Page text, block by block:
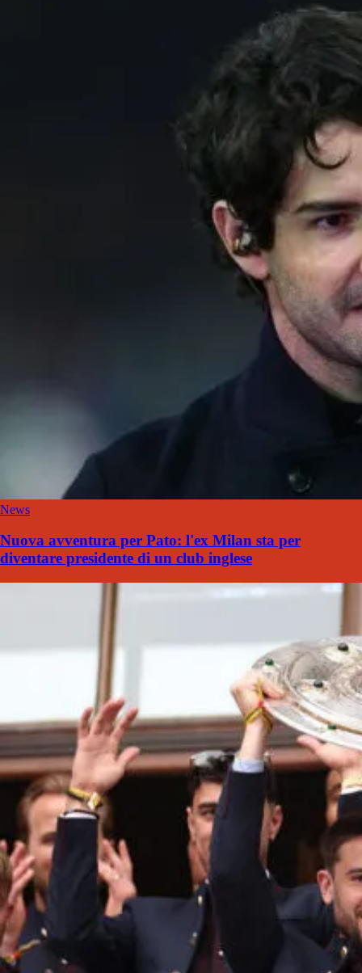
News
Nuova avventura per Pato: l'ex Milan sta per
diventare presidente di un club inglese